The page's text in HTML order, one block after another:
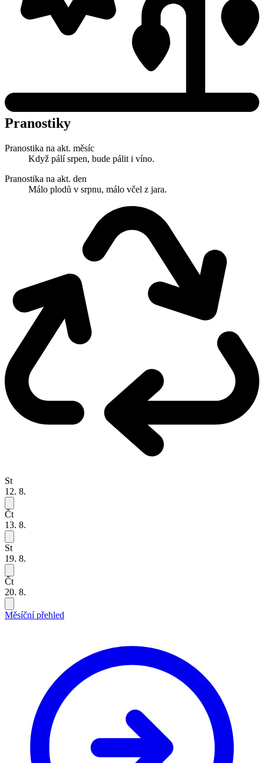
Pranostiky
Pranostika na akt. měsíc
Když pálí srpen, bude pálit i víno.
Pranostika na akt. den
Málo plodů v srpnu, málo včel z jara.
St
12. 8.
Čt
13. 8.
St
19. 8.
Čt
20. 8.
Měsíční přehled